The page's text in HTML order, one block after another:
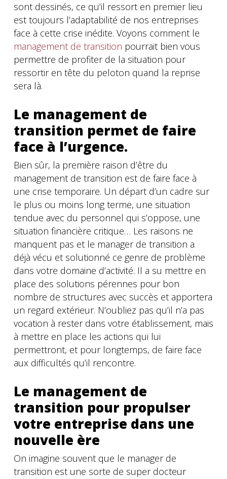
sont dessinés, ce qu’il ressort en premier lieu
est toujours l’adaptabilité de nos entreprises
face à cette crise inédite. Voyons comment le
management de transition pourrait bien vous
permettre de profiter de la situation pour
ressortir en tête du peloton quand la reprise
sera là.
Le management de
transition permet de faire
face à l’urgence.
Bien sûr, la première raison d’être du
management de transition est de faire face à
une crise temporaire. Un départ d’un cadre sur
le plus ou moins long terme, une situation
tendue avec du personnel qui s’oppose, une
situation financière critique… Les raisons ne
manquent pas et le manager de transition a
déjà vécu et solutionné ce genre de problème
dans votre domaine d’activité. Il a su mettre en
place des solutions pérennes pour bon
nombre de structures avec succès et apportera
un regard extérieur. N’oubliez pas qu’il n’a pas
vocation à rester dans votre établissement, mais
à mettre en place les actions qui lui
permettront, et pour longtemps, de faire face
aux difficultés qu’il rencontre.
Le management de
transition pour propulser
votre entreprise dans une
nouvelle ère
On imagine souvent que le manager de
transition est une sorte de super docteur